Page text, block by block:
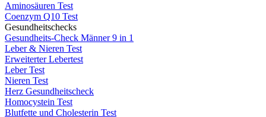
Aminosäuren Test
Coenzym Q10 Test
Gesundheitschecks
Gesundheits-Check Männer 9 in 1
Leber & Nieren Test
Erweiterter Lebertest
Leber Test
Nieren Test
Herz Gesundheitscheck
Homocystein Test
Blutfette und Cholesterin Test